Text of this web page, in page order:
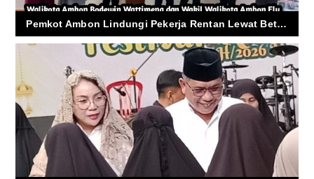
Pemkot Ambon Lindungi Pekerja Rentan Lewat Beta Baku Kele